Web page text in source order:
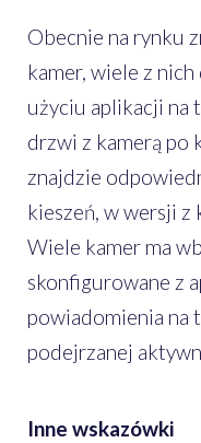
Obecnie na rynku
kamer, wiele z
użyciu aplikacji na
drzwi z kamerą po
znajdzie
kieszeń, w wersji
Wiele kamer ma
skonfigurowane z
powiadomienia na
podejrzanej
Inne wskazówki